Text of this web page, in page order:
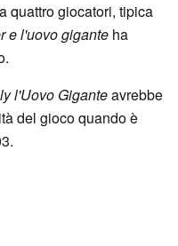
quattro giocatori, tipica
e l'uovo gigante ha
l'Uovo Giganteavrebbe
del gioco quando è